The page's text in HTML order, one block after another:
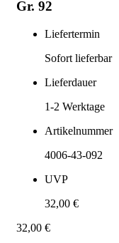
Gr. 92
Liefertermin
Sofort lieferbar
Lieferdauer
1-2 Werktage
Artikelnummer
4006-43-092
UVP
32,00 €
32,00 €